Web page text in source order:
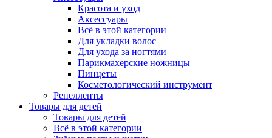
Красота и уход
Аксессуары
Всё в этой категории
Для укладки волос
Для ухода за ногтями
Парикмахерские ножницы
Пинцеты
Косметологический инструмент
Репелленты
Товары для детей
Товары для детей
Всё в этой категории